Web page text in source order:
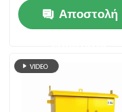
Ισχύος Δαπέδου
Βιομηχανικής
Αποστολή